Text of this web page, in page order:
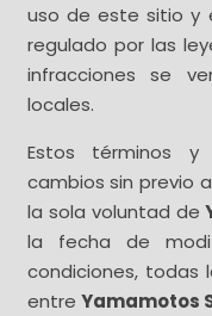
uso de este sitio y
regulado por las
infracciones se
locales.
Estos términos
cambios sin previo
la sola voluntad de
la fecha de
condiciones, todas
entre Yamamotos